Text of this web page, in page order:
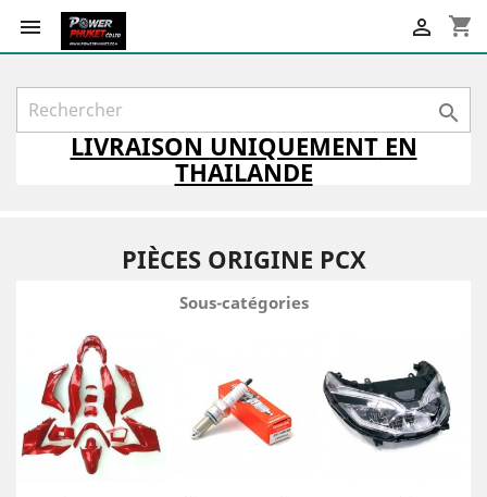
 shopping_cart


LIVRAISON UNIQUEMENTEN
THAILANDE
PIÈCES ORIGINE PCX
Sous-catégories